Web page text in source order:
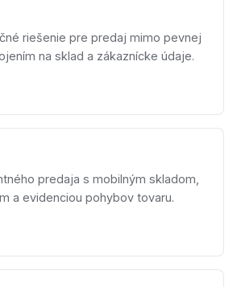
riešenie pre predaj mimo pevnej
na sklad a zákaznícke údaje.
predaja s mobilným skladom,
a evidenciou pohybov tovaru.